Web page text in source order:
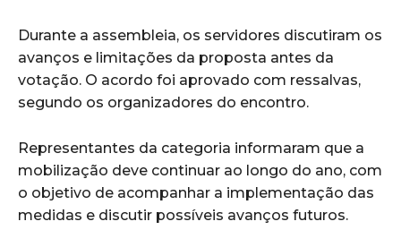
Durante a assembleia, os servidores discutiram os
avanços e limitações da proposta antes da
votação. O acordo foi aprovado com ressalvas,
segundo os organizadores do encontro.
Representantes da categoria informaram que a
mobilização deve continuar ao longo do ano, com
o objetivo de acompanhar a implementação das
medidas e discutir possíveis avanços futuros.